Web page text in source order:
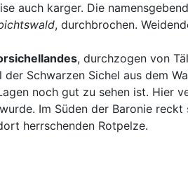
auch karger. Die
, durchbrochen.
, durchzogen von
Schwarzen Sichel aus dem
noch gut zu sehen ist. Hier
Im Süden der Baronie reckt
herrschenden Rotpelze.